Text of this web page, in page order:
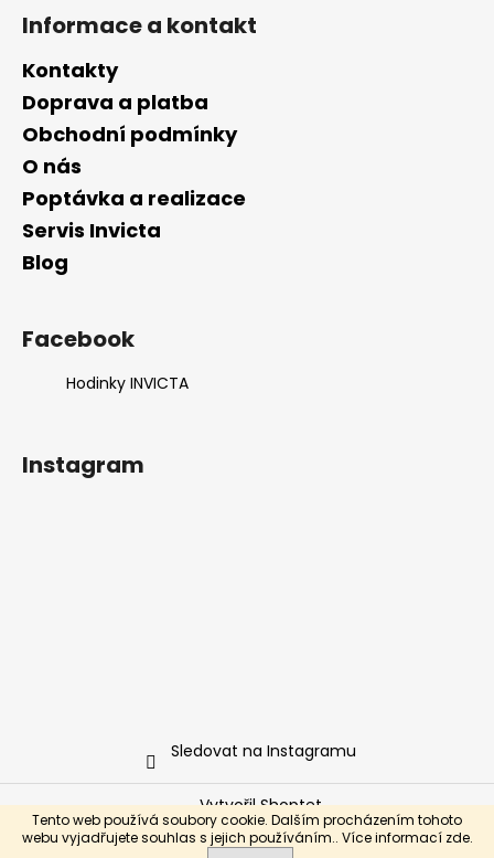
Tento web používá soubory cookie. Dalším procházením tohoto
webu vyjadřujete souhlas s jejich používáním.. Více informací zde.
Informace a kontakt
Kontakty
Doprava a platba
Obchodní podmínky
O nás
Poptávka a realizace
Servis Invicta
Blog
Facebook
Hodinky INVICTA
Instagram
Sledovat na Instagramu
Vytvořil Shoptet
Copyright 2026Hodinky INVICTA. Všechna práva